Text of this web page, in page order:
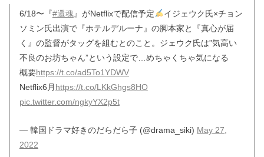
6/18〜『#還魂』がNetflixで配信予定
イジェウク氏×チョン
ソミン氏出演で『ホテルデルーナ』の脚本家と『真心が届
く』の監督がタッグを組むとのこと。ジェウク氏は”気高い
不良のお坊ちゃん”という設定で…めちゃくちゃ気になる
概要https://t.co/ad5To1YDWV
Netflix6月 https://t.co/LKkGhgs8HO
pic.twitter.com/ngkyYX2p5t
— 韓国ドラマ好きのだらだら子 (@drama_siki) May 27,
2022